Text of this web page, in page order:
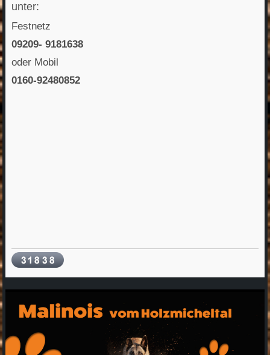
unter:
Festnetz
09209- 9181638
oder Mobil
0160-92480852